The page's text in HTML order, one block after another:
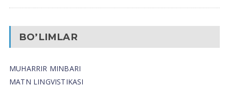
BO’LIMLAR
MUHARRIR MINBARI
MATN LINGVISTIKASI